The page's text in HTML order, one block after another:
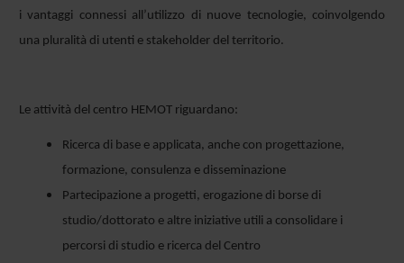
i vantaggi connessi all’utilizzo di nuove tecnologie, coinvolgendo
una pluralità di utenti e stakeholder del territorio.
Le attività del centro HEMOT riguardano:
Ricerca di base e applicata, anche con progettazione,
formazione, consulenza e disseminazione
Partecipazione a progetti, erogazione di borse di
studio/dottorato e altre iniziative utili a consolidare i
percorsi di studio e ricerca del Centro